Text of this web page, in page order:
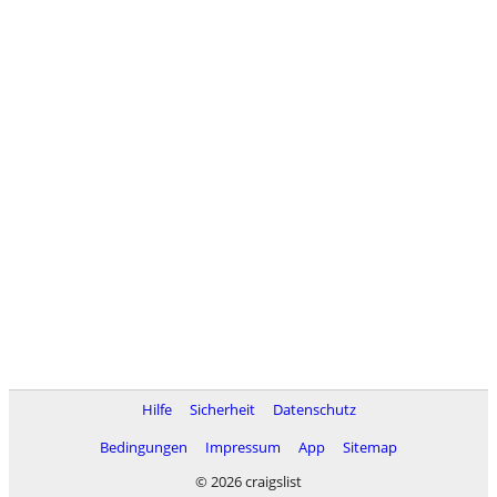
Hilfe Sicherheit
Datenschutz
Bedingungen
Impressum App
Sitemap
© 2026 craigslist